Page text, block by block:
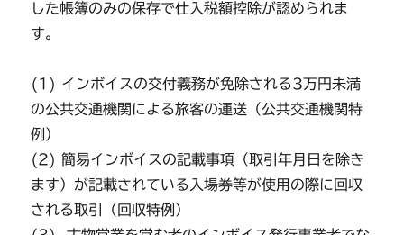
した帳簿のみの保存で仕入税額控除が認められま
す。
(1) インボイスの交付義務が免除される3万円未満
の公共交通機関による旅客の運送（公共交通機関特
例）
(2) 簡易インボイスの記載事項（取引年月日を除き
ます）が記載されている入場券等が使用の際に回収
される取引（回収特例）